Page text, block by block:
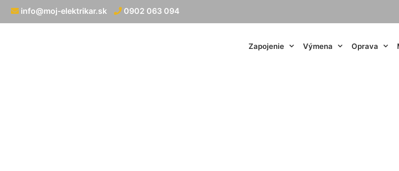
info@moj-elektrikar.sk 0902 063 094
Zapojenie Výmena Oprava